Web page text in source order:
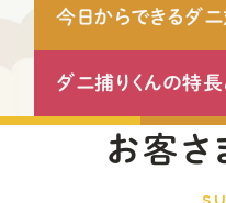
今日からできるダ
ダニ捕りくんの特
お客さ